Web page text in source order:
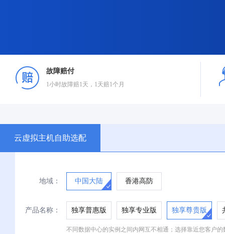
故障赔付
1小时故障赔1天，1天赔1个月
云虚拟主机自助选配
地域： 中国大陆 香港高防
产品名称： 独享普惠版 独享专业版 独享尊贵版
不同数据中心的实例之间内网互不相通；选择靠近您客户